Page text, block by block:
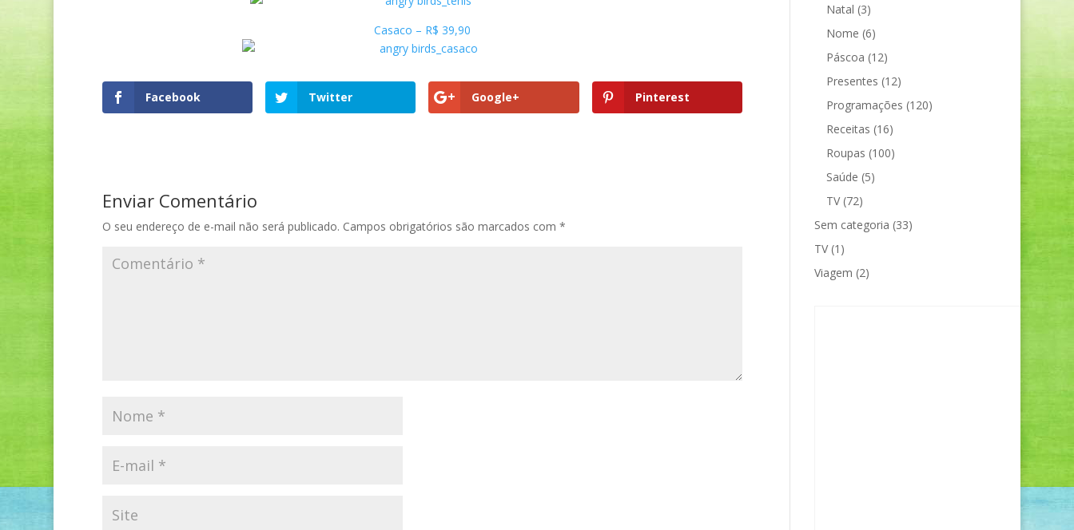
Casaco – R$ 39,90
Facebook Twitter Google+ Pinterest
Enviar Comentário
O seu endereço de e-mail não será publicado. Campos obrigatórios são marcados com *
Natal (3)
Nome (6)
Páscoa (12)
Presentes (12)
Programações (120)
Receitas (16)
Roupas (100)
Saúde (5)
TV(72)
Sem categoria (33)
TV(1)
Viagem (2)